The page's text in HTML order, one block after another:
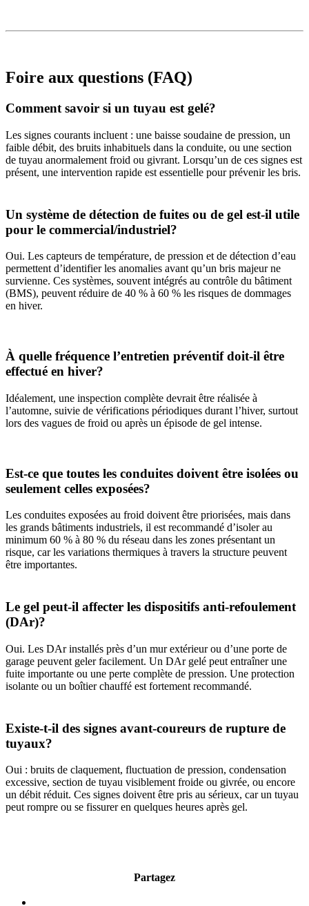
Foire aux questions (FAQ)
Comment savoir si un tuyau est gelé?
Les signes courants incluent : une baisse soudaine de pression, un
faible débit, des bruits inhabituels dans la conduite, ou une section
de tuyau anormalement froid ou givrant. Lorsqu’un de ces signes est
présent, une intervention rapide est essentielle pour prévenir les bris.
Un système de détection de fuites ou de gel est-il utile
pour le commercial/industriel?
Oui. Les capteurs de température, de pression et de détection d’eau
permettent d’identifier les anomalies avant qu’un bris majeur ne
survienne. Ces systèmes, souvent intégrés au contrôle du bâtiment
(BMS), peuvent réduire de 40 % à 60 % les risques de dommages
en hiver.
À quelle fréquence l’entretien préventif doit-il être
effectué en hiver?
Idéalement, une inspection complète devrait être réalisée à
l’automne, suivie de vérifications périodiques durant l’hiver, surtout
lors des vagues de froid ou après un épisode de gel intense.
Est-ce que toutes les conduites doivent être isolées ou
seulement celles exposées?
Les conduites exposées au froid doivent être priorisées, mais dans
les grands bâtiments industriels, il est recommandé d’isoler au
minimum 60 % à 80 % du réseau dans les zones présentant un
risque, car les variations thermiques à travers la structure peuvent
être importantes.
Le gel peut-il affecter les dispositifs anti-refoulement
(DAr)?
Oui. Les DAr installés près d’un mur extérieur ou d’une porte de
garage peuvent geler facilement. Un DAr gelé peut entraîner une
fuite importante ou une perte complète de pression. Une protection
isolante ou un boîtier chauffé est fortement recommandé.
Existe-t-il des signes avant-coureurs de rupture de
tuyaux?
Oui : bruits de claquement, fluctuation de pression, condensation
excessive, section de tuyau visiblement froide ou givrée, ou encore
un débit réduit. Ces signes doivent être pris au sérieux, car un tuyau
peut rompre ou se fissurer en quelques heures après gel.
Partagez